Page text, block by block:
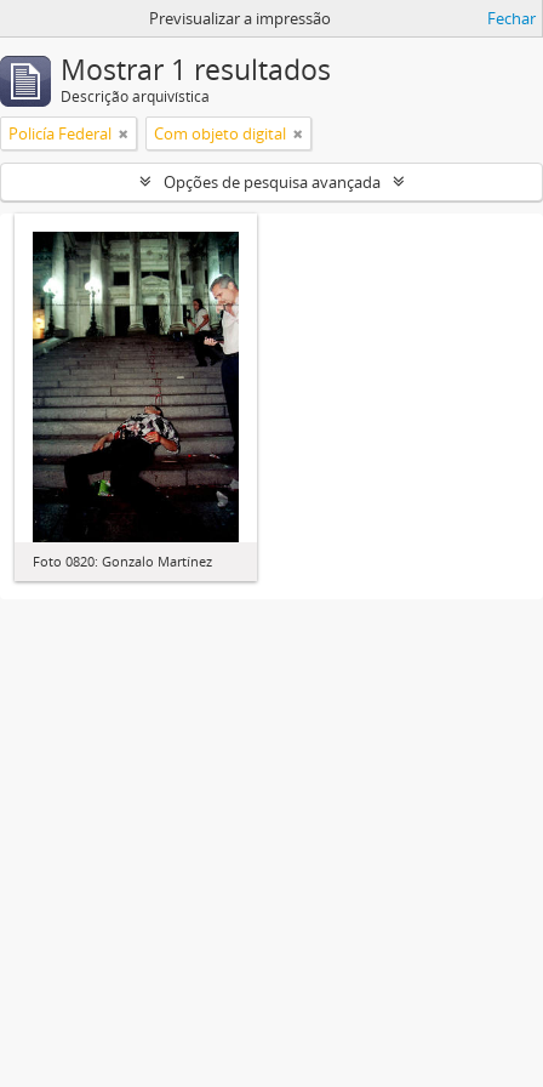
Previsualizar a impressão Fechar
Mostrar 1 resultados
Descrição arquivística
Policía Federal Com objeto digital
Opções de pesquisa avançada
Foto 0820: Gonzalo Martínez